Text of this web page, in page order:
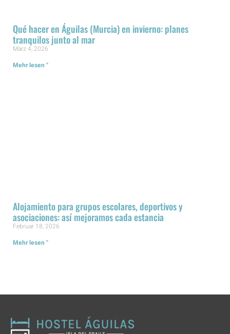
Qué hacer en Águilas (Murcia) en invierno: planes
tranquilos junto al mar
März 4, 2026
Mehr lesen "
Alojamiento para grupos escolares, deportivos y
asociaciones: así mejoramos cada estancia
Februar 18, 2026
Mehr lesen "